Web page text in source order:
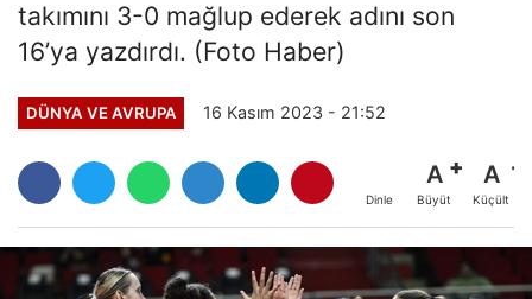
takımını 3-0 mağlup ederek adını son
16’ya yazdırdı. (Foto Haber)
DÜNYA VE AVRUPA 16 Kasım 2023 - 21:52
Dinle
A
Büyüt
A
Küçült